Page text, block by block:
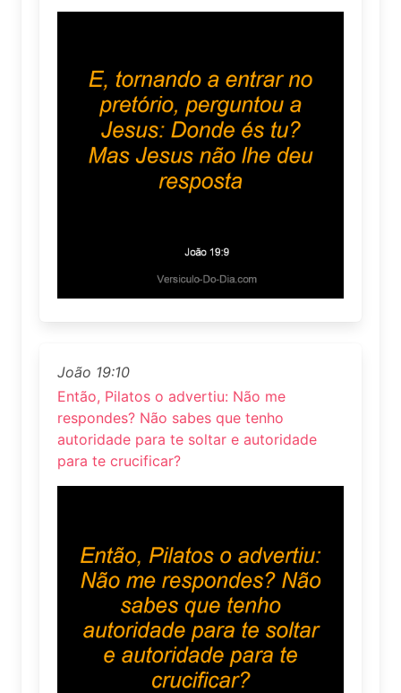
João 19:10
Então, Pilatos o advertiu: Não me
respondes? Não sabes que tenho
autoridade para te soltar e autoridade
para te crucificar?